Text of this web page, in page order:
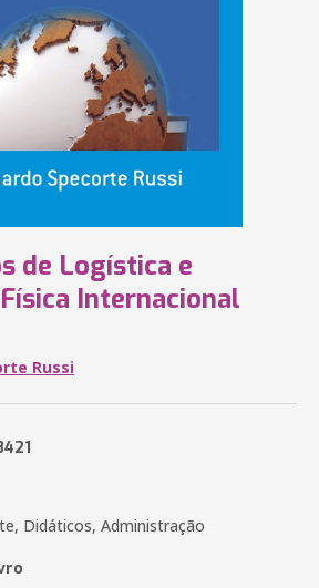
de Logística e
Internacional
Russi
Didáticos, Administração